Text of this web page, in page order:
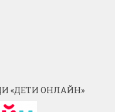
«ДЕТИ ОНЛАЙН»